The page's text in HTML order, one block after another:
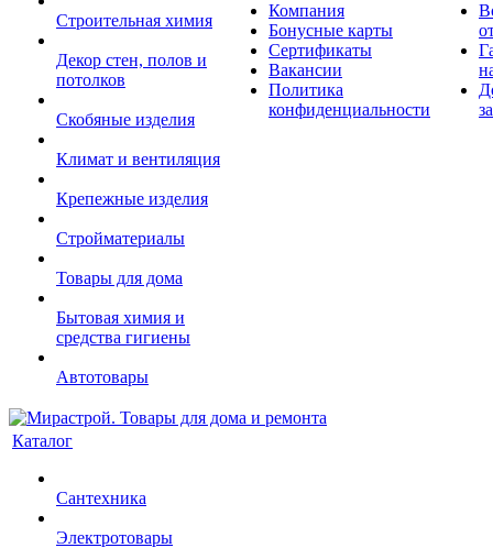
Строительная химия
Декор стен, полов и
потолков
Скобяные изделия
Климат и вентиляция
Крепежные изделия
Стройматериалы
Товары для дома
Бытовая химия и
средства гигиены
Автотовары
Компания
Бонусные карты
Сертификаты
Вакансии
Политика
конфиденциальности
Каталог
Сантехника
Электротовары